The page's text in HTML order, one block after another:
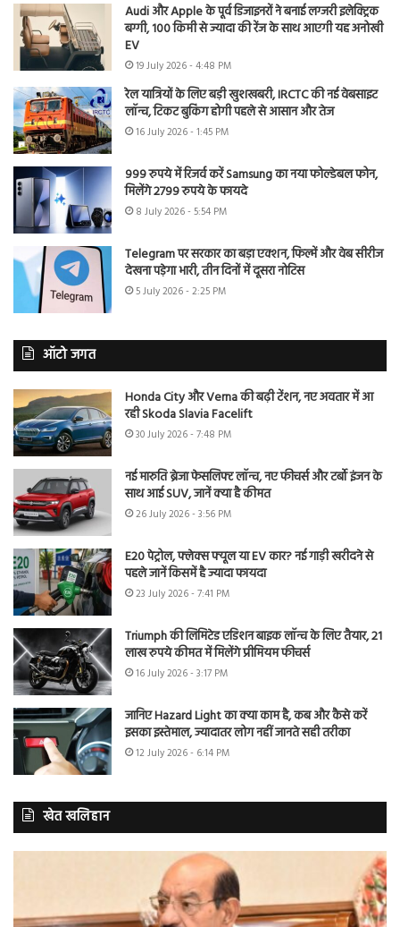
Audi और Apple के पूर्व डिजाइनरों ने बनाई लग्जरी इलेक्ट्रिक
बग्गी, 100 किमी से ज्यादा की रेंज के साथ आएगी यह अनोखी
EV
19 July 2026 - 4:48 PM
रेल यात्रियों के लिए बड़ी खुशखबरी, IRCTC की नई वेबसाइट
लॉन्च, टिकट बुकिंग होगी पहले से आसान और तेज
16 July 2026 - 1:45 PM
999 रुपये में रिजर्व करें Samsung का नया फोल्डेबल फोन,
मिलेंगे 2799 रुपये के फायदे
8 July 2026 - 5:54 PM
Telegram पर सरकार का बड़ा एक्शन, फिल्में और वेब सीरीज
देखना पड़ेगा भारी, तीन दिनों में दूसरा नोटिस
5 July 2026 - 2:25 PM
ऑटो जगत
Honda City और Verna की बढ़ी टेंशन, नए अवतार में आ
रही Skoda Slavia Facelift
30 July 2026 - 7:48 PM
नई मारुति ब्रेजा फेसलिफ्ट लॉन्च, नए फीचर्स और टर्बो इंजन के
साथ आई SUV, जानें क्या है कीमत
26 July 2026 - 3:56 PM
E20 पेट्रोल, फ्लेक्स फ्यूल या EV कार? नई गाड़ी खरीदने से
पहले जानें किसमें है ज्यादा फायदा
23 July 2026 - 7:41 PM
Triumph की लिमिटेड एडिशन बाइक लॉन्च के लिए तैयार, 21
लाख रुपये कीमत में मिलेंगे प्रीमियम फीचर्स
16 July 2026 - 3:17 PM
जानिए Hazard Light का क्या काम है, कब और कैसे करें
इसका इस्तेमाल, ज्यादातर लोग नहीं जानते सही तरीका
12 July 2026 - 6:14 PM
खेत खलिहान